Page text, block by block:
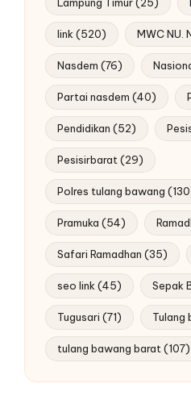
link (520) MWC NU.
Nasdem (76)
Partai nasdem (40)
Pendidikan (52)
Pesisirbarat (29)
Polres tulang bawang
Pramuka (54)
Safari Ramadhan (35)
seo link (45) Sepak
Tugusari (71) Tulang
tulang bawang barat (107)